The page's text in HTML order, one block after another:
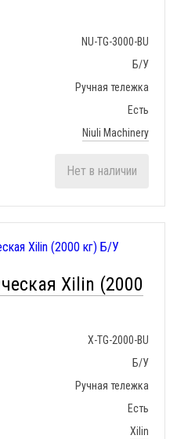
NU-TG-3000-BU
Б/У
Ручная тележка
Есть
Niuli Machinery
Нет в наличии
Xilin (2000
X-TG-2000-BU
Б/У
Ручная тележка
Есть
Xilin